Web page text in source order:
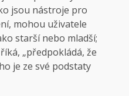
jsou nástroje pro
mohou uživatele
starší nebo mladší;
„předpokládá, že
je ze své podstaty